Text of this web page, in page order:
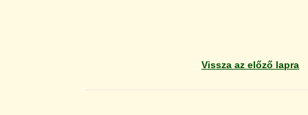
Vissza az előző lapra